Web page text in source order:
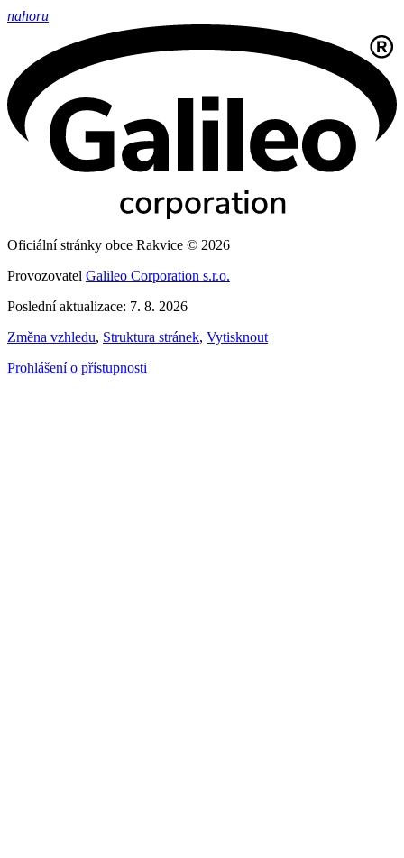
nahoru
Oficiální stránky obce Rakvice © 2026
Provozovatel Galileo Corporation s.r.o.
Poslední aktualizace: 7. 8. 2026
Změna vzhledu, Struktura stránek, Vytisknout
Prohlášení o přístupnosti